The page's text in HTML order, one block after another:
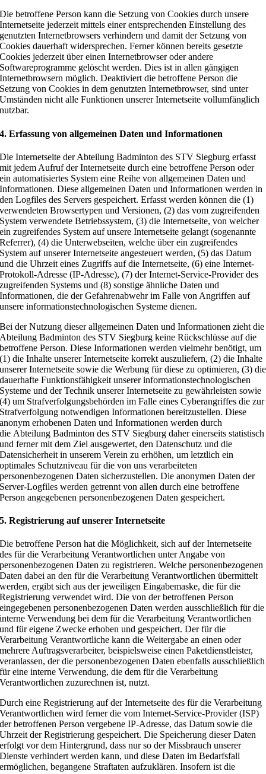
Die betroffene Person kann die Setzung von Cookies durch unsere
Internetseite jederzeit mittels einer entsprechenden Einstellung des
genutzten Internetbrowsers verhindern und damit der Setzung von
Cookies dauerhaft widersprechen. Ferner können bereits gesetzte
Cookies jederzeit über einen Internetbrowser oder andere
Softwareprogramme gelöscht werden. Dies ist in allen gängigen
Internetbrowsern möglich. Deaktiviert die betroffene Person die
Setzung von Cookies in dem genutzten Internetbrowser, sind unter
Umständen nicht alle Funktionen unserer Internetseite vollumfänglich
nutzbar.
4. Erfassung von allgemeinen Daten und Informationen
Die Internetseite der Abteilung Badminton des STV Siegburg erfasst
mit jedem Aufruf der Internetseite durch eine betroffene Person oder
ein automatisiertes System eine Reihe von allgemeinen Daten und
Informationen. Diese allgemeinen Daten und Informationen werden in
den Logfiles des Servers gespeichert. Erfasst werden können die (1)
verwendeten Browsertypen und Versionen, (2) das vom zugreifenden
System verwendete Betriebssystem, (3) die Internetseite, von welcher
ein zugreifendes System auf unsere Internetseite gelangt (sogenannte
Referrer), (4) die Unterwebseiten, welche über ein zugreifendes
System auf unserer Internetseite angesteuert werden, (5) das Datum
und die Uhrzeit eines Zugriffs auf die Internetseite, (6) eine Internet-
Protokoll-Adresse (IP-Adresse), (7) der Internet-Service-Provider des
zugreifenden Systems und (8) sonstige ähnliche Daten und
Informationen, die der Gefahrenabwehr im Falle von Angriffen auf
unsere informationstechnologischen Systeme dienen.
Bei der Nutzung dieser allgemeinen Daten und Informationen zieht die
Abteilung Badminton des STV Siegburg keine Rückschlüsse auf die
betroffene Person. Diese Informationen werden vielmehr benötigt, um
(1) die Inhalte unserer Internetseite korrekt auszuliefern, (2) die Inhalte
unserer Internetseite sowie die Werbung für diese zu optimieren, (3) die
dauerhafte Funktionsfähigkeit unserer informationstechnologischen
Systeme und der Technik unserer Internetseite zu gewährleisten sowie
(4) um Strafverfolgungsbehörden im Falle eines Cyberangriffes die zur
Strafverfolgung notwendigen Informationen bereitzustellen. Diese
anonym erhobenen Daten und Informationen werden durch
die Abteilung Badminton des STV Siegburg daher einerseits statistisch
und ferner mit dem Ziel ausgewertet, den Datenschutz und die
Datensicherheit in unserem Verein zu erhöhen, um letztlich ein
optimales Schutzniveau für die von uns verarbeiteten
personenbezogenen Daten sicherzustellen. Die anonymen Daten der
Server-Logfiles werden getrennt von allen durch eine betroffene
Person angegebenen personenbezogenen Daten gespeichert.
5. Registrierung auf unserer Internetseite
Die betroffene Person hat die Möglichkeit, sich auf der Internetseite
des für die Verarbeitung Verantwortlichen unter Angabe von
personenbezogenen Daten zu registrieren. Welche personenbezogenen
Daten dabei an den für die Verarbeitung Verantwortlichen übermittelt
werden, ergibt sich aus der jeweiligen Eingabemaske, die für die
Registrierung verwendet wird. Die von der betroffenen Person
eingegebenen personenbezogenen Daten werden ausschließlich für die
interne Verwendung bei dem für die Verarbeitung Verantwortlichen
und für eigene Zwecke erhoben und gespeichert. Der für die
Verarbeitung Verantwortliche kann die Weitergabe an einen oder
mehrere Auftragsverarbeiter, beispielsweise einen Paketdienstleister,
veranlassen, der die personenbezogenen Daten ebenfalls ausschließlich
für eine interne Verwendung, die dem für die Verarbeitung
Verantwortlichen zuzurechnen ist, nutzt.
Durch eine Registrierung auf der Internetseite des für die Verarbeitung
Verantwortlichen wird ferner die vom Internet-Service-Provider (ISP)
der betroffenen Person vergebene IP-Adresse, das Datum sowie die
Uhrzeit der Registrierung gespeichert. Die Speicherung dieser Daten
erfolgt vor dem Hintergrund, dass nur so der Missbrauch unserer
Dienste verhindert werden kann, und diese Daten im Bedarfsfall
ermöglichen, begangene Straftaten aufzuklären. Insofern ist die